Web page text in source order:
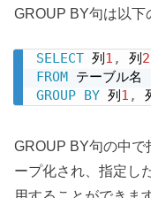
GROUP BY句は以下
SELECT 列 1 , 列 2
FROM
GROUP
BY 列 1 ,
GROUP BY句の中
ープ化され、指定し